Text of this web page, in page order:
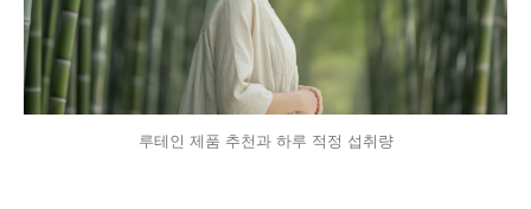
루테인 제품 추천과 하루 적정 섭취량